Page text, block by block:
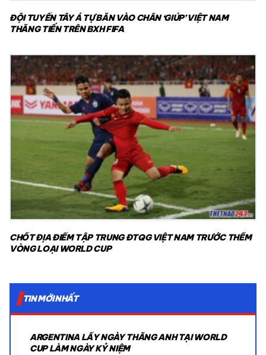
ĐỘI TUYỂN TÂY Á TỰ BẮN VÀO CHÂN ‘GIÚP’ VIỆT NAM
THĂNG TIẾN TRÊN BXH FIFA
CHỐT ĐỊA ĐIỂM TẬP TRUNG ĐTQG VIỆT NAM TRƯỚC THỀM
VÒNG LOẠI WORLD CUP
TIN MỚI NHẤT
ARGENTINA LẤY NGÀY THẮNG ANH TẠI WORLD
CUP LÀM NGÀY KỶ NIỆM